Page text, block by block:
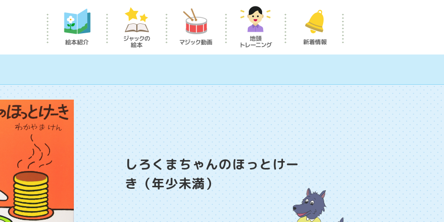
しろくまちゃんのほっとけー
き（年少未満）